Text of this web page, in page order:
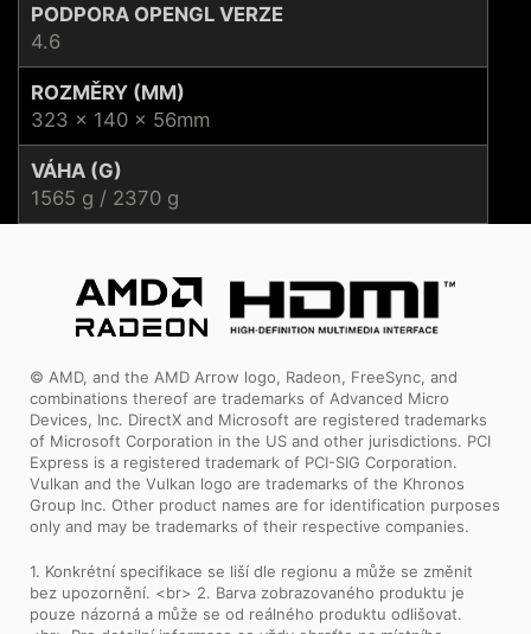
PODPORA OPENGL VERZE
4.6
ROZMĚRY (MM)
323 x 140 x 56mm
VÁHA (G)
1565 g / 2370 g
© AMD, and the AMD Arrow logo, Radeon, FreeSync, and
combinations thereof are trademarks of Advanced Micro
Devices, Inc. DirectX and Microsoft are registered trademarks
of Microsoft Corporation in the US and other jurisdictions. PCI
Express is a registered trademark of PCI-SIG Corporation.
Vulkan and the Vulkan logo are trademarks of the Khronos
Group Inc. Other product names are for identification purposes
only and may be trademarks of their respective companies.
1. Konkrétní specifikace se liší dle regionu a může se změnit
bez upozornění. <br> 2. Barva zobrazovaného produktu je
pouze názorná a může se od reálného produktu odlišovat.